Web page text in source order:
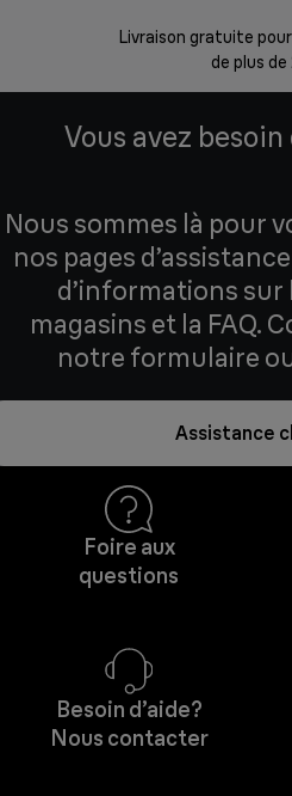
Livraison gratuite
de plus de
Vous avez besoin
Nous sommes là pour
nos pages
d’informations sur
magasins et la FAQ.
notre formulaire
Assistance
Foire aux
questions
Besoin d’aide?
Nous contacter